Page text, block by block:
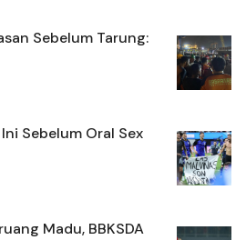
Sebelum Tarung:
Sebelum Oral Sex
Madu, BBKSDA